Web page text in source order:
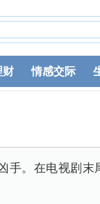
财 情感交际
手。在电视剧末